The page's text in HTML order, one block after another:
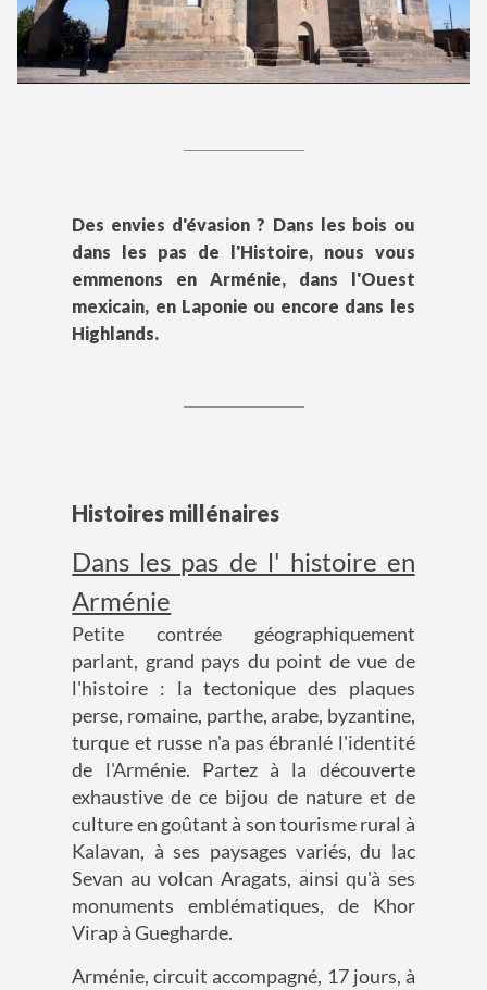
Des envies d'évasion ? Dans les bois ou
dans les pas de l'Histoire, nous vous
emmenons en Arménie, dans l'Ouest
mexicain, en Laponie ou encore dans les
Highlands.
Histoires millénaires
Dans les pas de l' histoire en
Arménie
Petite contrée géographiquement
parlant, grand pays du point de vue de
l'histoire : la tectonique des plaques
perse, romaine, parthe, arabe, byzantine,
turque et russe n'a pas ébranlé l'identité
de l'Arménie. Partez à la découverte
exhaustive de ce bijou de nature et de
culture en goûtant à son tourisme rural à
Kalavan, à ses paysages variés, du lac
Sevan au volcan Aragats, ainsi qu'à ses
monuments emblématiques, de Khor
Virap à Guegharde.
Arménie, circuit accompagné, 17 jours, à